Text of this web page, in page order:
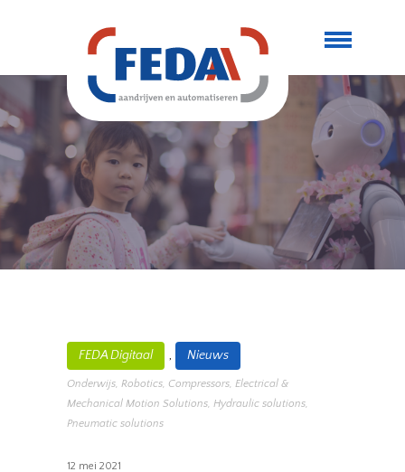
FEDA Digitaal , Nieuws
Onderwijs, Robotics, Compressors, Electrical &
Mechanical Motion Solutions, Hydraulic solutions,
Pneumatic solutions
12 mei 2021